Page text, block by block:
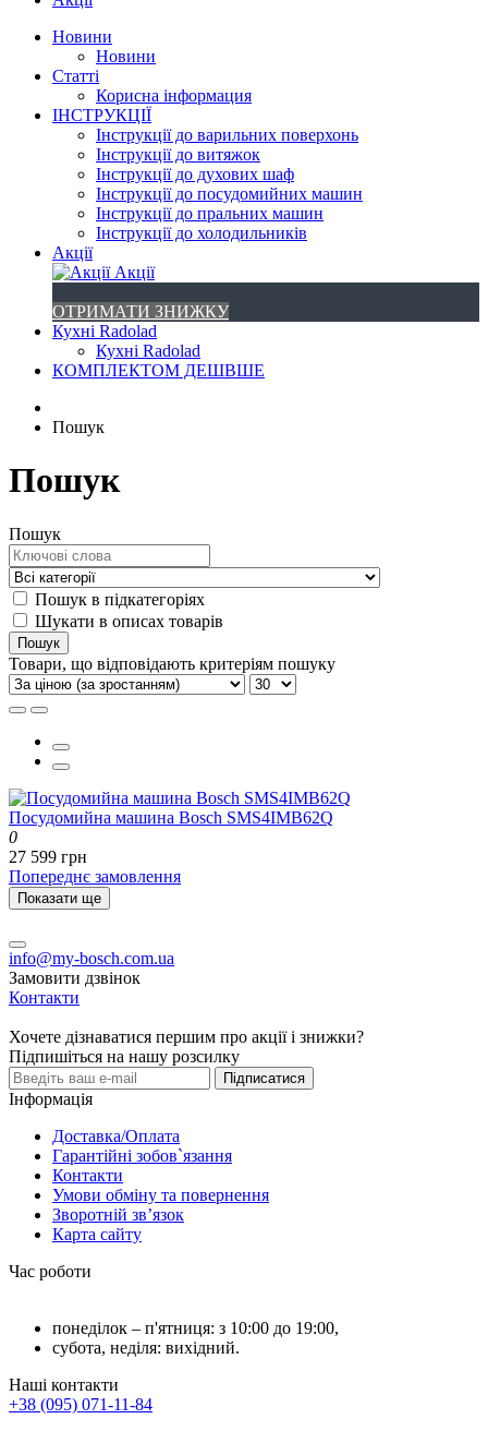
Новини
Новини
Статті
Корисна інформация
ІНСТРУКЦІЇ
Інструкції до варильних поверхонь
Інструкції до витяжок
Інструкції до духових шаф
Інструкції до посудомийних машин
Інструкції до пральних машин
Інструкції до холодильників
Акції
Акції
ОТРИМАТИ ЗНИЖКУ
Кухні Radolad
Кухні Radolad
КОМПЛЕКТОМ ДЕШВШЕ
Пошук
Пошук
Пошук
Пошук в підкатегоріях
Шукати в описах товарів
Товари, що відповідають критеріям пошуку
Посудомийна машина Bosch SMS4IMB62Q
0
27 599 грн
Попереднє замовлення
Показати ще
info@my-bosch.com.ua
Замовити дзвінок
Контакти
Хочете дізнаватися першим про акції і знижки?
Підпишіться на нашу розсилку
Підписатися
Інформація
Доставка/Оплата
Гарантійні зобов`язання
Контакти
Умови обміну та повернення
Зворотній зв’язок
Карта сайту
Час роботи
понеділок – п'ятниця: з 10:00 до 19:00,
субота, неділя: вихідний.
Наші контакти
+38 (095) 071-11-84